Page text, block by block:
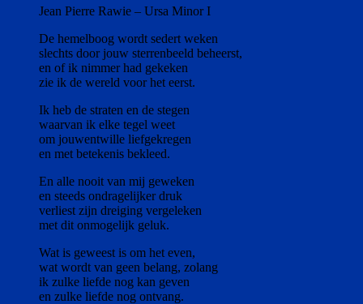
Jean Pierre Rawie – Ursa Minor I
De hemelboog wordt sedert weken
slechts door jouw sterrenbeeld beheerst,
en of ik nimmer had gekeken
zie ik de wereld voor het eerst.
Ik heb de straten en de stegen
waarvan ik elke tegel weet
om jouwentwille liefgekregen
en met betekenis bekleed.
En alle nooit van mij geweken
en steeds ondragelijker druk
verliest zijn dreiging vergeleken
met dit onmogelijk geluk.
Wat is geweest is om het even,
wat wordt van geen belang, zolang
ik zulke liefde nog kan geven
en zulke liefde nog ontvang.